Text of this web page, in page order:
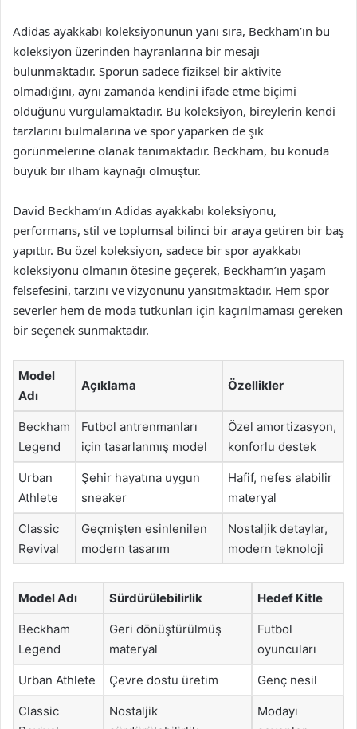
Adidas ayakkabı koleksiyonunun yanı sıra, Beckham’ın bu
koleksiyon üzerinden hayranlarına bir mesajı
bulunmaktadır. Sporun sadece fiziksel bir aktivite
olmadığını, aynı zamanda kendini ifade etme biçimi
olduğunu vurgulamaktadır. Bu koleksiyon, bireylerin kendi
tarzlarını bulmalarına ve spor yaparken de şık
görünmelerine olanak tanımaktadır. Beckham, bu konuda
büyük bir ilham kaynağı olmuştur.
David Beckham’ın Adidas ayakkabı koleksiyonu,
performans, stil ve toplumsal bilinci bir araya getiren bir baş
yapıttır. Bu özel koleksiyon, sadece bir spor ayakkabı
koleksiyonu olmanın ötesine geçerek, Beckham’ın yaşam
felsefesini, tarzını ve vizyonunu yansıtmaktadır. Hem spor
severler hem de moda tutkunları için kaçırılmaması gereken
bir seçenek sunmaktadır.
Model
Adı
Açıklama Özellikler
Beckham
Legend
Futbol antrenmanları
için tasarlanmış model
Özel amortizasyon,
konforlu destek
Urban
Athlete
Şehir hayatına uygun
sneaker
Hafif, nefes alabilir
materyal
Classic
Revival
Geçmişten esinlenilen
modern tasarım
Nostaljik detaylar,
modern teknoloji
Model Adı Sürdürülebilirlik Hedef Kitle
Beckham
Legend
Geri dönüştürülmüş
materyal
Futbol
oyuncuları
Urban Athlete Çevre dostu üretim Genç nesil
Classic
Nostaljik
Modayı